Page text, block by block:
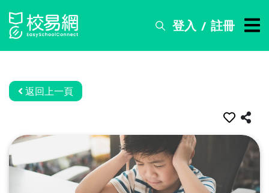
登入 / 註冊
搜
務
資
訊
返回上一頁